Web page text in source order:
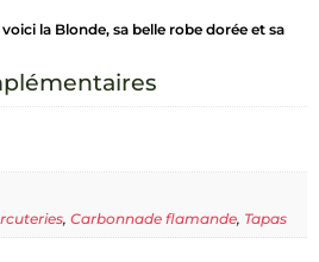
la Blonde, sa belle robe dorée et sa
, Carbonnade flamande, Tapas